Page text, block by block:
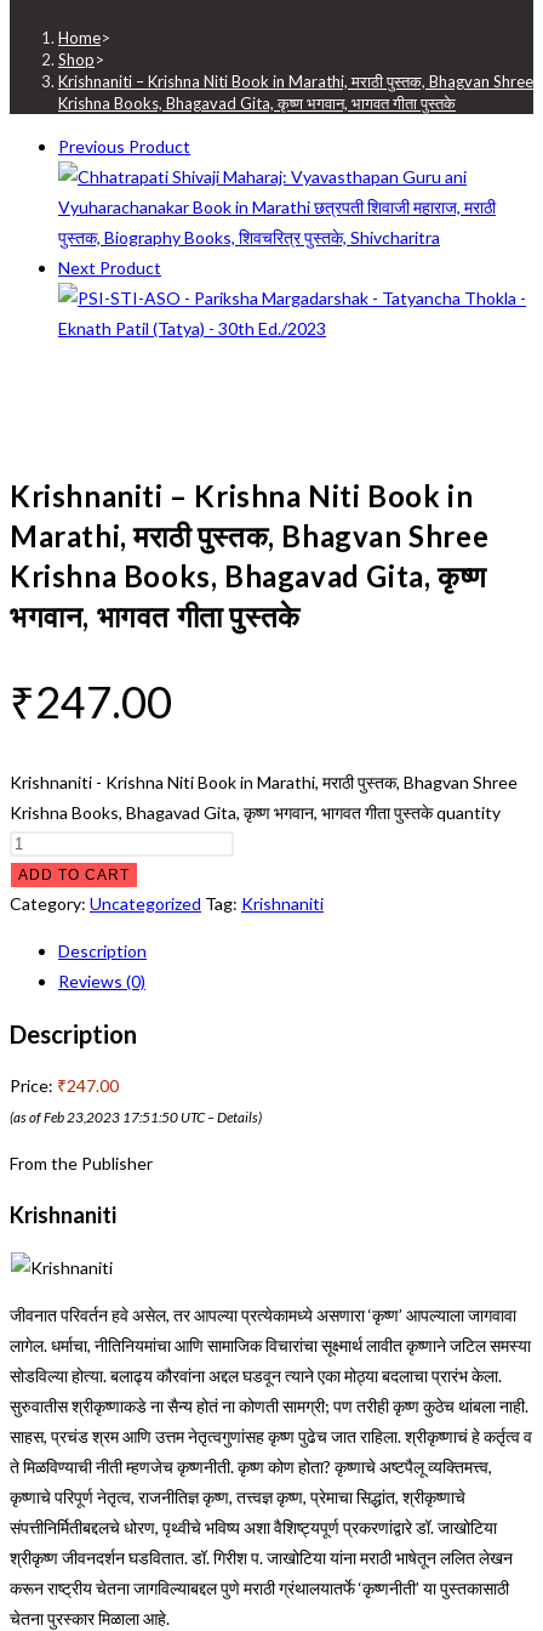
Home>
Shop>
Krishnaniti – Krishna Niti Book in Marathi, मराठी पुस्तक, Bhagvan Shree
Krishna Books, Bhagavad Gita, कृष्ण भगवान, भागवत गीता पुस्तके
Previous Product
Next Product
Krishnaniti – Krishna Niti Book in
Marathi, मराठी पुस्तक, Bhagvan Shree
Krishna Books, Bhagavad Gita, कृष्ण
भगवान, भागवत गीता पुस्तके
₹247.00
Krishnaniti - Krishna Niti Book in Marathi, मराठी पुस्तक, Bhagvan Shree
Krishna Books, Bhagavad Gita, कृष्ण भगवान, भागवत गीता पुस्तके quantity
ADD TO CART
Category: Uncategorized Tag: Krishnaniti
Description
Reviews (0)
Description
Price: ₹247.00
(as of Feb 23,2023 17:51:50 UTC –Details)
From the Publisher
Krishnaniti
जीवनात परिवर्तन हवे असेल, तर आपल्या प्रत्येकामध्ये असणारा ‘कृष्ण’ आपल्याला जागवावा
लागेल. धर्माचा, नीतिनियमांचा आणि सामाजिक विचारांचा सूक्ष्मार्थ लावीत कृष्णाने जटिल समस्या
सोडविल्या होत्या. बलाढ्य कौरवांना अद्दल घडवून त्याने एका मोठ्या बदलाचा प्रारंभ केला.
सुरुवातीस श्रीकृष्णाकडे ना सैन्य होतं ना कोणती सामग्री; पण तरीही कृष्ण कुठेच थांबला नाही.
साहस, प्रचंड श्रम आणि उत्तम नेतृत्वगुणांसह कृष्ण पुढेच जात राहिला. श्रीकृष्णाचं हे कर्तृत्व व
ते मिळविण्याची नीती म्हणजेच कृष्णनीती. कृष्ण कोण होता? कृष्णाचे अष्टपैलू व्यक्तिमत्त्व,
कृष्णाचे परिपूर्ण नेतृत्व, राजनीतिज्ञ कृष्ण, तत्त्वज्ञ कृष्ण, प्रेमाचा सिद्धांत, श्रीकृष्णाचे
संपत्तीनिर्मितीबद्दलचे धोरण, पृथ्वीचे भविष्य अशा वैशिष्ट्यपूर्ण प्रकरणांद्वारे डॉ. जाखोटिया
श्रीकृष्ण जीवनदर्शन घडवितात. डॉ. गिरीश प. जाखोटिया यांना मराठी भाषेतून ललित लेखन
करून राष्ट्रीय चेतना जागविल्याबद्दल पुणे मराठी ग्रंथालयातर्फे ‘कृष्णनीती’ या पुस्तकासाठी
चेतना पुरस्कार मिळाला आहे.